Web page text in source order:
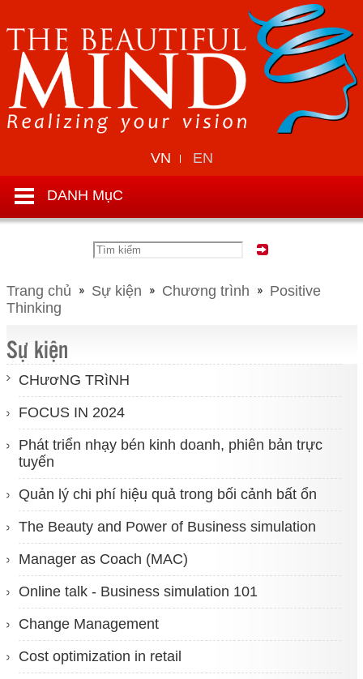
VN EN
DANH MụC
Trang chủ Sự kiện Chương trình
Positive
Thinking
Sự kiện
CHươNG TRìNH
FOCUS IN 2024
Phát triển nhạy bén kinh doanh, phiên bản trực
tuyến
Quản lý chi phí hiệu quả trong bối cảnh bất ổn
The Beauty and Power of Business simulation
Manager as Coach (MAC)
Online talk - Business simulation 101
Change Management
Cost optimization in retail